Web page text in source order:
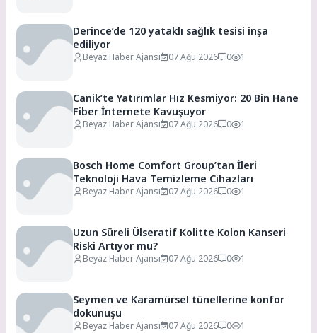
Derince’de 120 yataklı sağlık tesisi inşa
ediliyor
Beyaz Haber Ajansı 07 Ağu 2026 0 1
Canik’te Yatırımlar Hız Kesmiyor: 20 Bin Hane
Fiber İnternete Kavuşuyor
Beyaz Haber Ajansı 07 Ağu 2026 0 1
Bosch Home Comfort Group’tan İleri
Teknoloji Hava Temizleme Cihazları
Beyaz Haber Ajansı 07 Ağu 2026 0 1
Uzun Süreli Ülseratif Kolitte Kolon Kanseri
Riski Artıyor mu?
Beyaz Haber Ajansı 07 Ağu 2026 0 1
Seymen ve Karamürsel tünellerine konfor
dokunuşu
Beyaz Haber Ajansı 07 Ağu 2026 0 1